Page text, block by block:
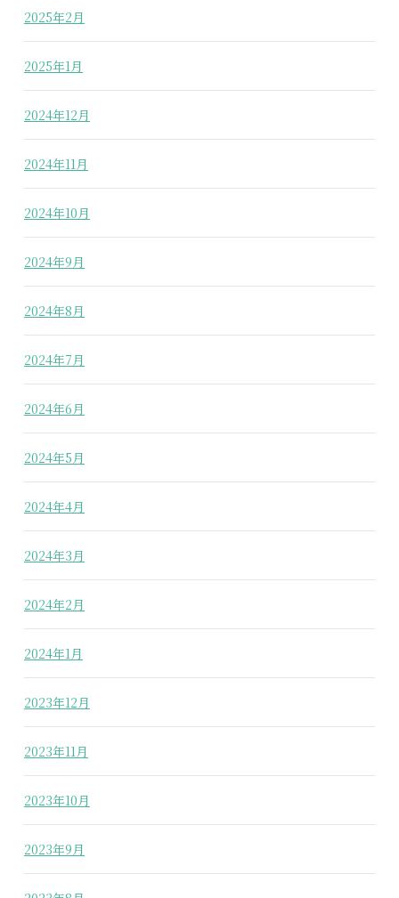
2025年2月
2025年1月
2024年12月
2024年11月
2024年10月
2024年9月
2024年8月
2024年7月
2024年6月
2024年5月
2024年4月
2024年3月
2024年2月
2024年1月
2023年12月
2023年11月
2023年10月
2023年9月